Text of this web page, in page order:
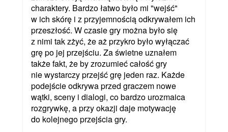
charaktery. Bardzo łatwo było mi "wejść"
w ich skórę i z przyjemnością odkrywałem ich
przeszłość. W czasie gry można było się
z nimi tak zżyć, że aż przykro było wyłączać
grę po jej przejściu. Za świetne uznałem
także fakt, że by zrozumieć całość gry
nie wystarczy przejść grę jeden raz. Każde
podejście odkrywa przed graczem nowe
wątki, sceny i dialogi, co bardzo urozmaica
rozgrywkę, a przy okazji daje motywację
do kolejnego przejścia gry.